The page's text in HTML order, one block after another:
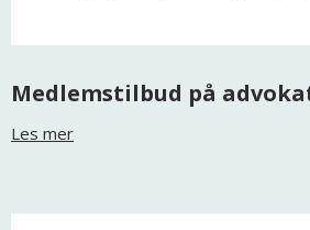
Medlemstilbud på
Les mer